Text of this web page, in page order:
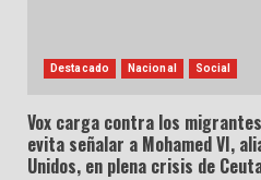
Destacado Nacional Social
Vox carga contra los
evita señalar a Mohamed VI,
Unidos, en plena crisis de